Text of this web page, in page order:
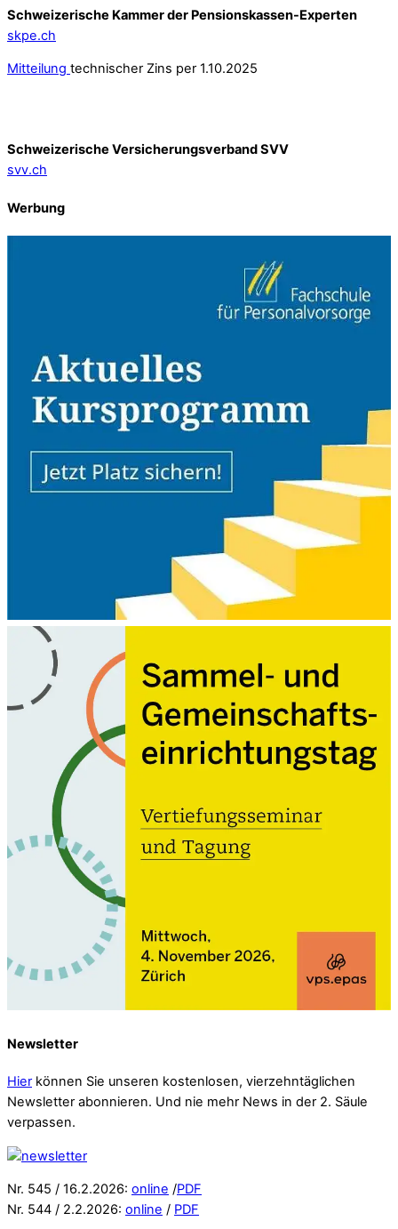
Schweizerische Kammer der Pensionskassen-Experten
skpe.ch
Mitteilung technischer Zins per 1.10.2025
Schweizerische Versicherungsverband SVV
svv.ch
Werbung
Newsletter
Hier können Sie unseren kostenlosen, vierzehntäglichen
Newsletter abonnieren. Und nie mehr News in der 2. Säule
verpassen.
Nr. 545 / 16.2.2026: online /PDF
Nr. 544 / 2.2.2026: online / PDF